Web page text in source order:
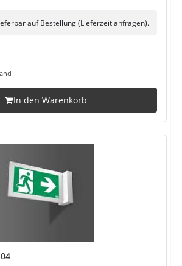
auf Bestellung (Lieferzeit anfragen).
In den Warenkorb